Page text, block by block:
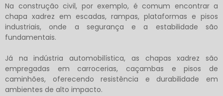
Na construção civil, por exemplo, é comum encontrar a
chapa xadrez em escadas, rampas, plataformas e pisos
industriais, onde a segurança e a estabilidade são
fundamentais.
Já na indústria automobilística, as chapas xadrez são
empregadas em carrocerias, caçambas e pisos de
caminhões, oferecendo resistência e durabilidade em
ambientes de alto impacto.